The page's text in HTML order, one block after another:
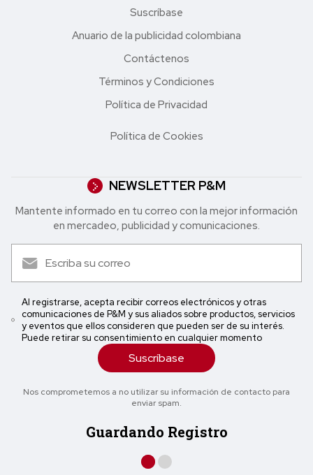
Suscríbase
Anuario de la publicidad colombiana
Contáctenos
Términos y Condiciones
Política de Privacidad
Política de Cookies
NEWSLETTER P&M
Mantente informado en tu correo con la mejor in formación
en mercadeo, publicidad y comunicaciones.
Al registrarse, acepta recibir correos electrónicos y otras
comunicaciones de P&M y sus aliados sobre productos, servicios
y eventos que ellos consideren que pueden ser de su interés.
Puede retirar su consentimiento en cualquier momento
Suscríbase
Nos comprometemos a no utilizar su información de contacto para
enviar spam.
Guardando Registro